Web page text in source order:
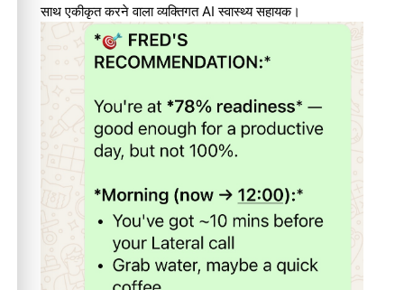
साथ एकीकृत करने वाला व्यक्तिगत AI स्वास्थ्य सहायक।